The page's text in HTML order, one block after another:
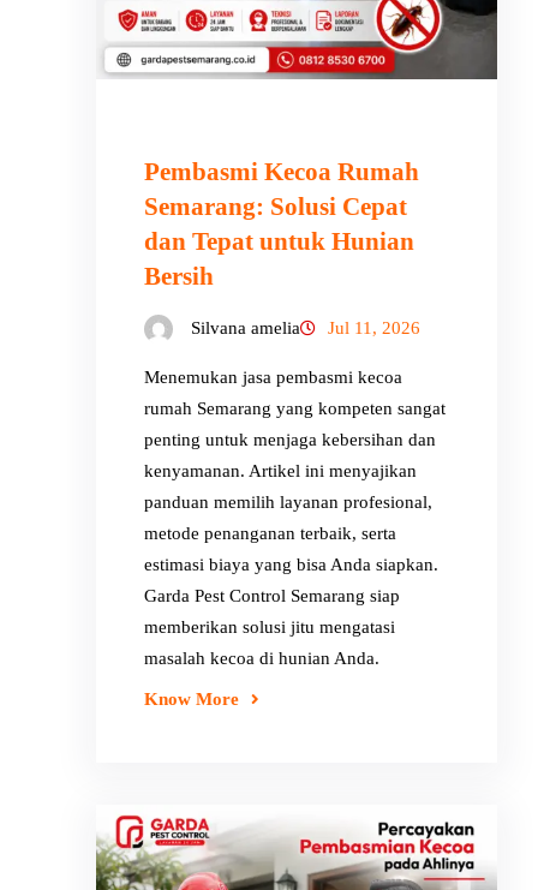
Pembasmi Kecoa Rumah
Semarang: Solusi Cepat
dan Tepat untuk Hunian
Bersih
Silvana amelia Jul 11, 2026
Menemukan jasa pembasmi kecoa
rumah Semarang yang kompeten sangat
penting untuk menjaga kebersihan dan
kenyamanan. Artikel ini menyajikan
panduan memilih layanan profesional,
metode penanganan terbaik, serta
estimasi biaya yang bisa Anda siapkan.
Garda Pest Control Semarang siap
memberikan solusi jitu mengatasi
masalah kecoa di hunian Anda.
Know More